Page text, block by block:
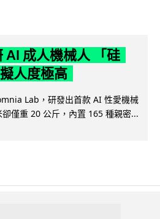
AI 成人機械人 「硅
人度極高
Lab，研發出首款 AI 性愛機械
僅重 20 公斤，內置 165 種親密...